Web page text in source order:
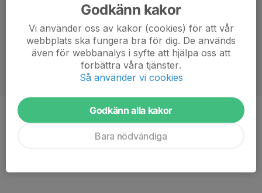
Ålder
Godkänn kakor
Vi använder oss av kakor (cookies) för att vår
webbplats ska fungera bra för dig. De används
även för webbanalys i syfte att hjälpa oss att
förbättra våra tjänster.
Så använder vi cookies
Godkänn alla kakor
Bara nödvändiga